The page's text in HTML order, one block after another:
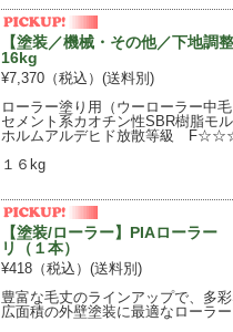
【塗装／機械・その他／下地調
16kg
¥7,370（税込） (送料別)
ローラー塗り用（ウーローラー中
セメント系カオチン性SBR樹脂モ
ホルムアルデヒド放散等級
１６kg
【塗装/ローラー】PIAローラ
リ（１本）
¥418（税込） (送料別)
豊富な毛丈のラインアップで、多
広面積の外壁塗装に最適なローラ